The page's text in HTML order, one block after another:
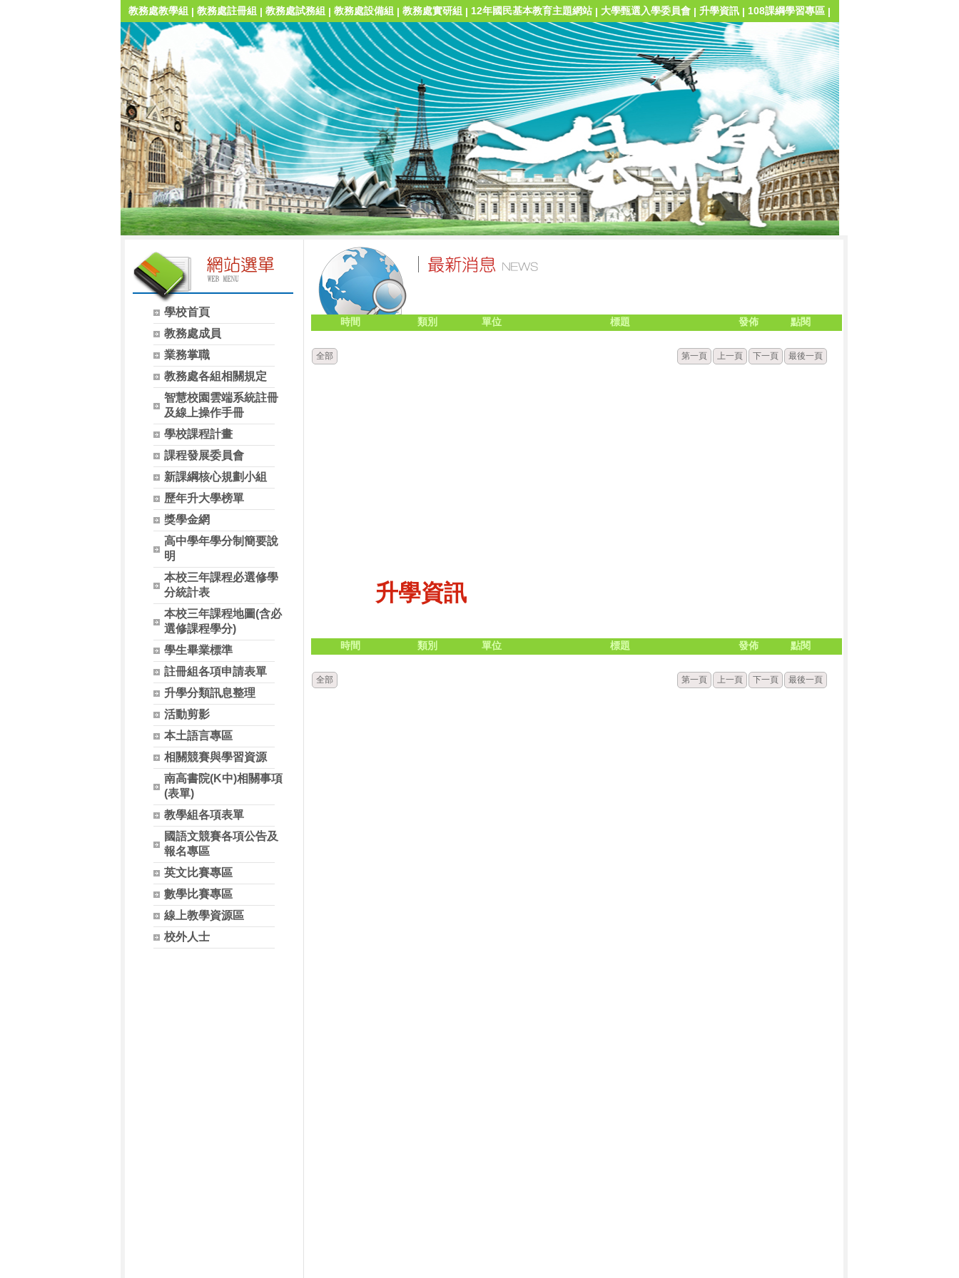
教務處教學組 | 教務處註冊組 | 教務處試務組 | 教務處設備組 | 教務處實研組 | 12年國民基本教育主題網站 | 大學甄選入學委員會 | 升學資訊 | 108課綱學習專區 |
學校首頁
教務處成員
業務掌職
教務處各組相關規定
智慧校園雲端系統註冊
及線上操作手冊
學校課程計畫
課程發展委員會
新課綱核心規劃小組
歷年升大學榜單
獎學金網
高中學年學分制簡要說
明
本校三年課程必選修學
分統計表
本校三年課程地圖(含必
選修課程學分)
學生畢業標準
註冊組各項申請表單
升學分類訊息整理
活動剪影
本土語言專區
相關競賽與學習資源
南高書院(K中)相關事項
(表單)
教學組各項表單
國語文競賽各項公告及
報名專區
英文比賽專區
數學比賽專區
線上教學資源區
校外人士
時間 類別 單位 標題 發佈 點閱
全部 第一頁 上一頁 下一頁 最後一頁
升學資訊
時間 類別 單位 標題 發佈 點閱
全部 第一頁 上一頁 下一頁 最後一頁